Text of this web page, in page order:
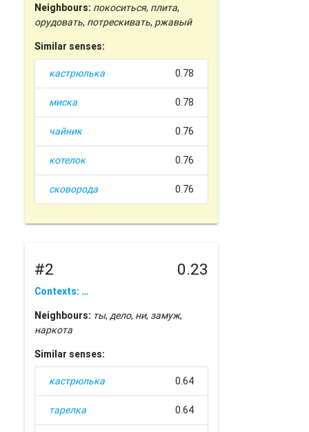
Neighbours: покоситься, плита,
орудовать, потрескивать, ржавый
Similar senses:
кастрюлька 0.78
миска 0.78
чайник 0.76
котелок 0.76
сковорода 0.76
#2 0.23
Contexts: …
Neighbours: ты,дело, ни, замуж,
наркота
Similar senses:
кастрюлька 0.64
тарелка 0.64